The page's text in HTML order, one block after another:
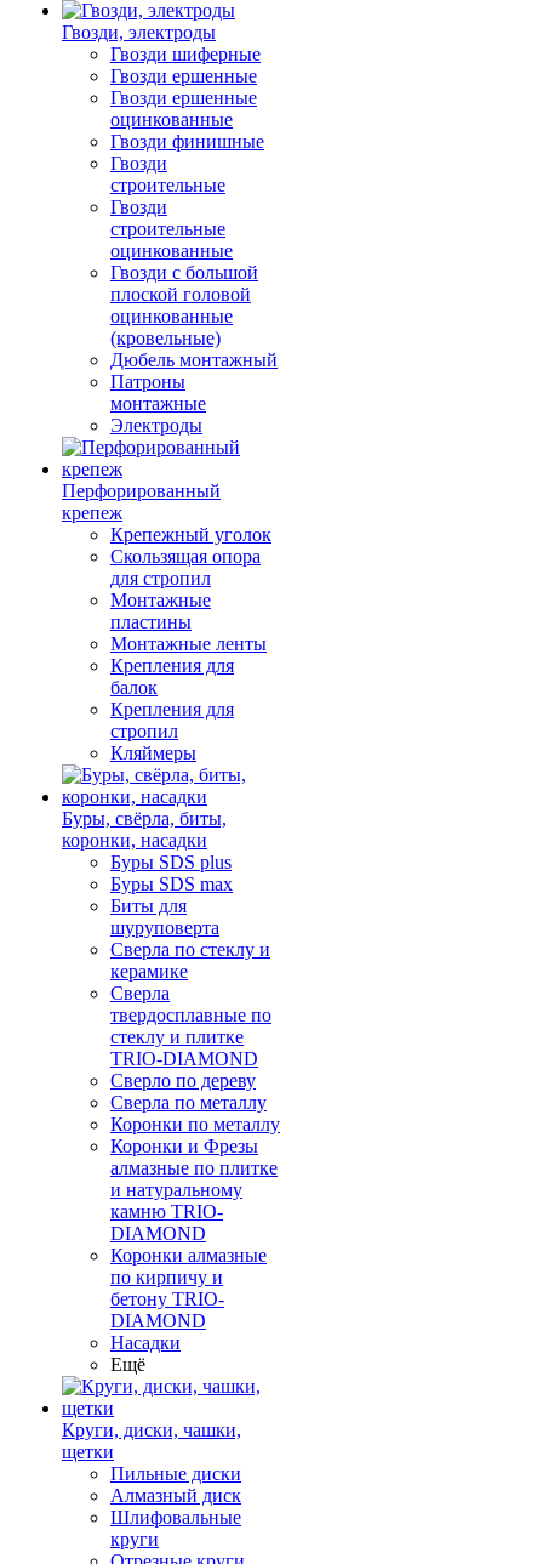
Гвозди, электроды
Гвозди шиферные
Гвозди ершенные
Гвозди ершенные
оцинкованные
Гвозди финишные
Гвозди
строительные
Гвозди
строительные
оцинкованные
Гвозди с большой
плоской головой
оцинкованные
(кровельные)
Дюбель монтажный
Патроны
монтажные
Электроды
Перфорированный
крепеж
Крепежный уголок
Скользящая опора
для стропил
Монтажные
пластины
Монтажные ленты
Крепления для
балок
Крепления для
стропил
Кляймеры
Буры, свёрла, биты,
коронки, насадки
Буры SDS plus
Буры SDS max
Биты для
шуруповерта
Сверла по стеклу и
керамике
Сверла
твердосплавные по
стеклу и плитке
TRIO-DIAMOND
Сверло по дереву
Сверла по металлу
Коронки по металлу
Коронки и Фрезы
алмазные по плитке
и натуральному
камню TRIO-
DIAMOND
Коронки алмазные
по кирпичу и
бетону TRIO-
DIAMOND
Насадки
Ещё
Круги, диски, чашки,
щетки
Пильные диски
Алмазный диск
Шлифовальные
круги